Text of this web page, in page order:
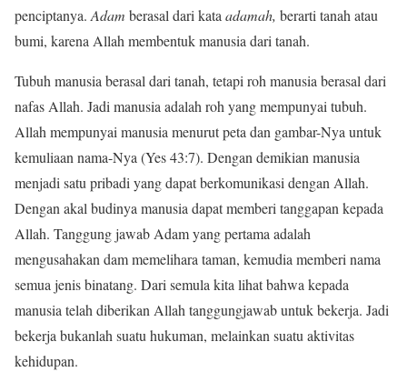
penciptanya. Adam berasal dari kata adamah, berarti tanah atau
bumi, karena Allah membentuk manusia dari tanah.
Tubuh manusia berasal dari tanah, tetapi roh manusia berasal dari
nafas Allah. Jadi manusia adalah roh yang mempunyai tubuh.
Allah mempunyai manusia menurut peta dan gambar-Nya untuk
kemuliaan nama-Nya (Yes 43:7). Dengan demikian manusia
menjadi satu pribadi yang dapat berkomunikasi dengan Allah.
Dengan akal budinya manusia dapat memberi tanggapan kepada
Allah. Tanggung jawab Adam yang pertama adalah
mengusahakan dam memelihara taman, kemudia memberi nama
semua jenis binatang. Dari semula kita lihat bahwa kepada
manusia telah diberikan Allah tanggungjawab untuk bekerja. Jadi
bekerja bukanlah suatu hukuman, melainkan suatu aktivitas
kehidupan.